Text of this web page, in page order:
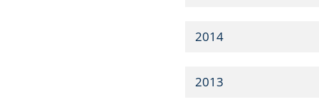
2014
2013